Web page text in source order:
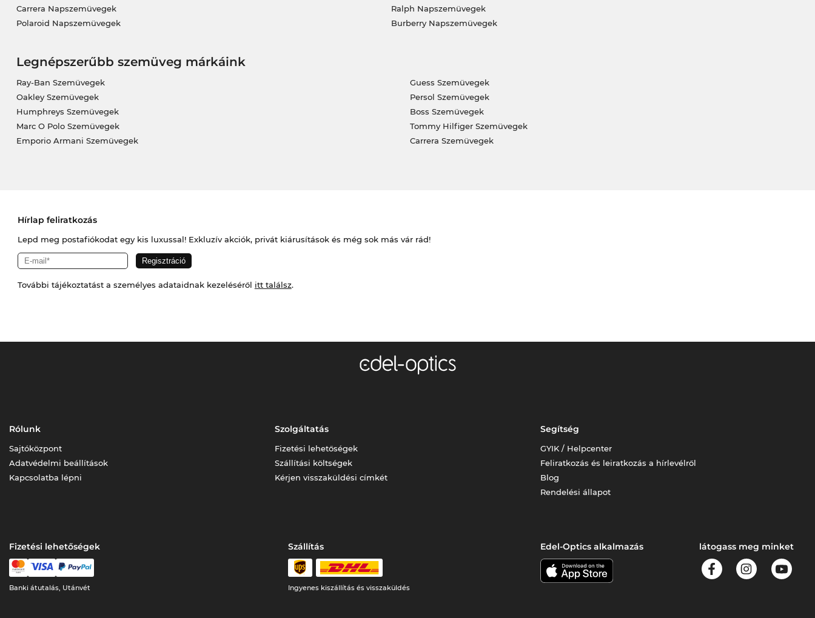
Carrera Napszemüvegek
Polaroid Napszemüvegek
Ralph Napszemüvegek
Burberry Napszemüvegek
Legnépszerűbb szemüveg márkáink
Ray-Ban Szemüvegek
Oakley Szemüvegek
Humphreys Szemüvegek
Marc O Polo Szemüvegek
Emporio Armani Szemüvegek
Guess Szemüvegek
Persol Szemüvegek
Boss Szemüvegek
Tommy Hilfiger Szemüvegek
Carrera Szemüvegek
Hírlap feliratkozás
Lepd meg postafiókodat egy kis luxussal! Exkluzív akciók, privát kiárusítások és még sok más vár rád!
További tájékoztatást a személyes adataidnak kezeléséről itt találsz.
Rólunk
Sajtóközpont
Adatvédelmi beállítások
Kapcsolatba lépni
Szolgáltatás
Fizetési lehetőségek
Szállítási költségek
Kérjen visszaküldési címkét
Segítség
GYIK / Helpcenter
Feliratkozás és leiratkozás a hírlevélről
Blog
Rendelési állapot
Fizetési lehetőségek
Banki átutalás, Utánvét
Szállítás
Ingyenes kiszállítás és visszaküldés
Edel-Optics alkalmazás látogass meg minket